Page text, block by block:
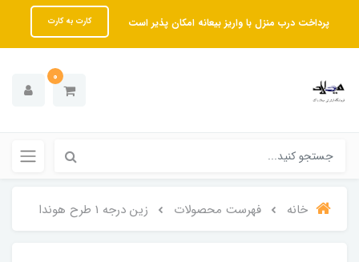
پرداخت درب منزل با واریز بیعانه امکان پذیر است کارت به کارت
0
خانه فهرست محصولات زین درجه 1 طرح هوندا